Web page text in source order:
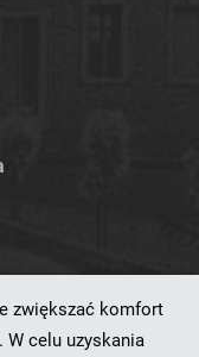
zwiększać komfort
W celu uzyskania